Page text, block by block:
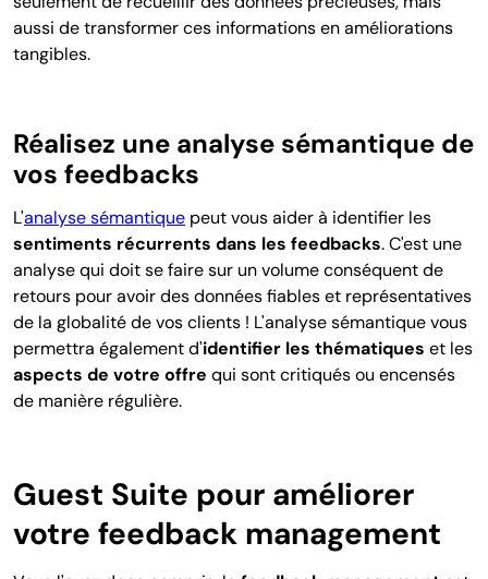
aussi de transformer ces informations en améliorations
tangibles.
Réalisez une analyse sémantique de
vos feedbacks
L'analyse sémantique peut vous aider à identifier les
sentiments récurrents dans les feedbacks. C'est une
analyse qui doit se faire sur un volume conséquent de
retours pour avoir des données fiables et représentatives
de la globalité de vos clients ! L'analyse sémantique vous
permettra également d'identifier les thématiques et les
aspects de votre offre qui sont critiqués ou encensés
de manière régulière.
Guest Suite pour améliorer
votre feedback management